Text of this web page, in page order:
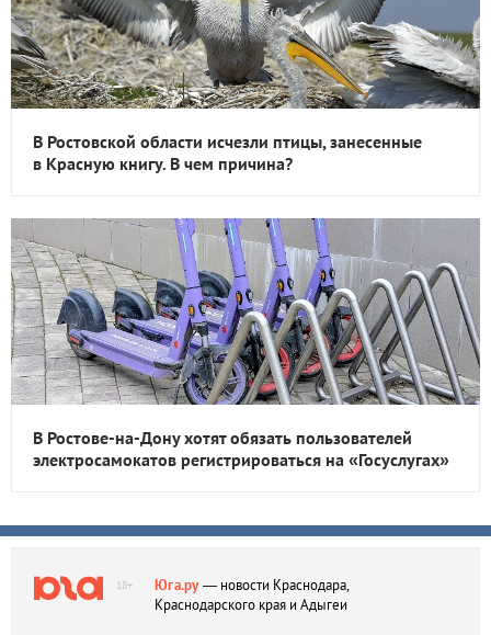
В Ростовской области исчезли птицы, занесенные
в Красную книгу. В чем причина?
В Ростове-на-Дону хотят обязать пользователей
электросамокатов регистрироваться на «Госуслугах»
18+ Юга.ру— новости Краснодара,
Краснодарского края и Адыгеи